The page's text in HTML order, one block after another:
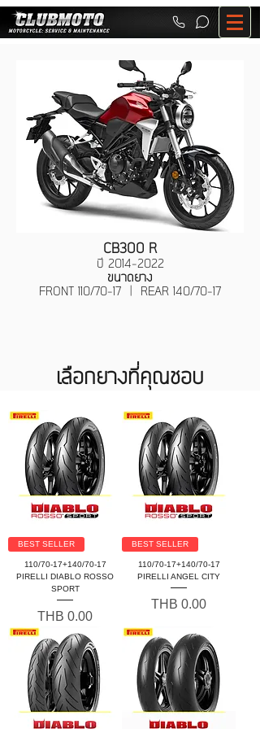
CB300 R
ปี 2014-2022
ขนาดยาง
FRONT 110/70-17 | REAR 140/70-17
เลือกยางที่คุณชอบ
BEST SELLER
110/70-17+140/70-17
PIRELLI DIABLO ROSSO
SPORT
Price
THB 0.00
BEST SELLER
110/70-17+140/70-17
PIRELLI ANGEL CITY
Price
THB 0.00